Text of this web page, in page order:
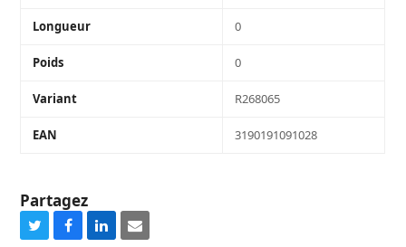
Longueur 0
Poids 0
Variant R268065
EAN 3190191091028
Partagez
ShareShareShareShare